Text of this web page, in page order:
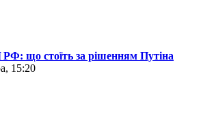
РФ: що стоїть за рішенням Путіна
15:20